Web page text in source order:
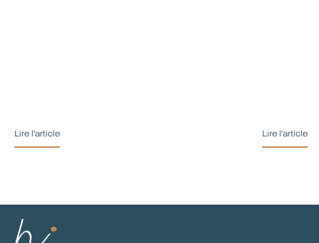
Lire l'article Lire l'article